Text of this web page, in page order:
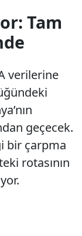
Tam
verilerine
geçecek.
bir çarpma
rotasının